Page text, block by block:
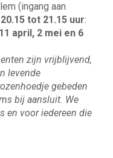
(ingang aan
tot 21.15 uur:
april, 2 mei en 6
zijn vrijblijvend,
levende
gebeden
bij aansluit. We
en voor iedereen die